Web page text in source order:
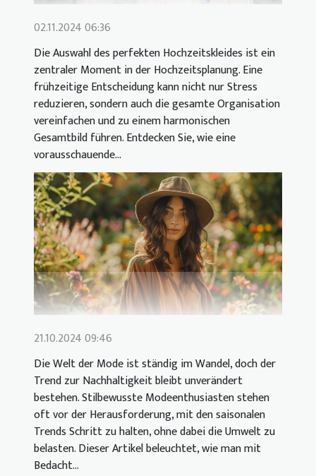
02.11.2024 06:36
Die Auswahl des perfekten Hochzeitskleides ist ein
zentraler Moment in der Hochzeitsplanung. Eine
frühzeitige Entscheidung kann nicht nur Stress
reduzieren, sondern auch die gesamte Organisation
vereinfachen und zu einem harmonischen
Gesamtbild führen. Entdecken Sie, wie eine
vorausschauende...
21.10.2024 09:46
Die Welt der Mode ist ständig im Wandel, doch der
Trend zur Nachhaltigkeit bleibt unverändert
bestehen. Stilbewusste Modeenthusiasten stehen
oft vor der Herausforderung, mit den saisonalen
Trends Schritt zu halten, ohne dabei die Umwelt zu
belasten. Dieser Artikel beleuchtet, wie man mit
Bedacht...